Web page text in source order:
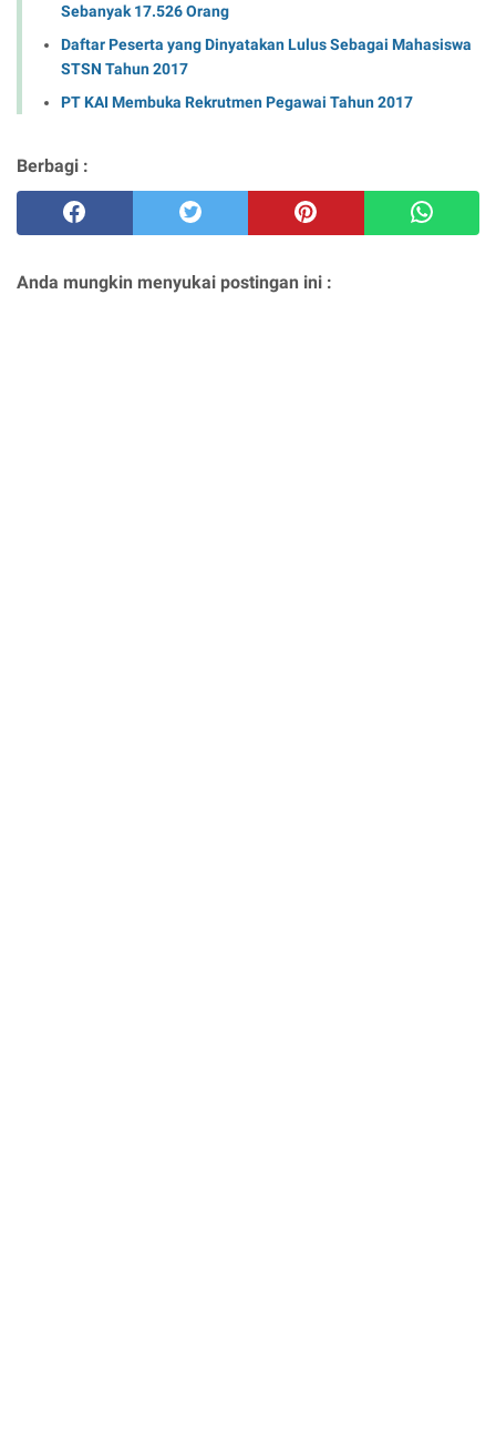
Sebanyak 17.526 Orang
Daftar Peserta yang Dinyatakan Lulus Sebagai Mahasiswa
STSN Tahun 2017
PT KAI Membuka Rekrutmen Pegawai Tahun 2017
Berbagi :
Anda mungkin menyukai postingan ini :